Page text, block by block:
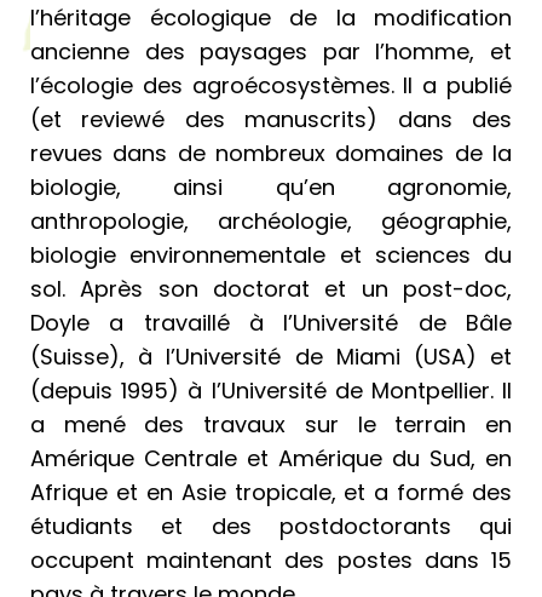
l’héritage écologique de la modification
ancienne des paysages par l’homme, et
l’écologie des agroécosystèmes. Il a publié
(et reviewé des manuscrits) dans des
revues dans de nombreux domaines de la
biologie, ainsi qu’en agronomie,
anthropologie, archéologie, géographie,
biologie environnementale et sciences du
sol. Après son doctorat et un post-doc,
Doyle a travaillé à l’Université de Bâle
(Suisse), à ​​l’Université de Miami (USA) et
(depuis 1995) à l’Université de Montpellier. Il
a mené des travaux sur le terrain en
Amérique Centrale et Amérique du Sud, en
Afrique et en Asie tropicale, et a formé des
étudiants et des postdoctorants qui
occupent maintenant des postes dans 15